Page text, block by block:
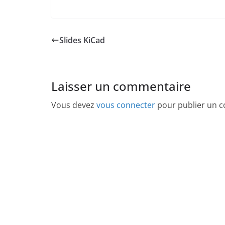
Slides KiCad
Laisser un commentaire
Vous devez vous connecter pour publier un